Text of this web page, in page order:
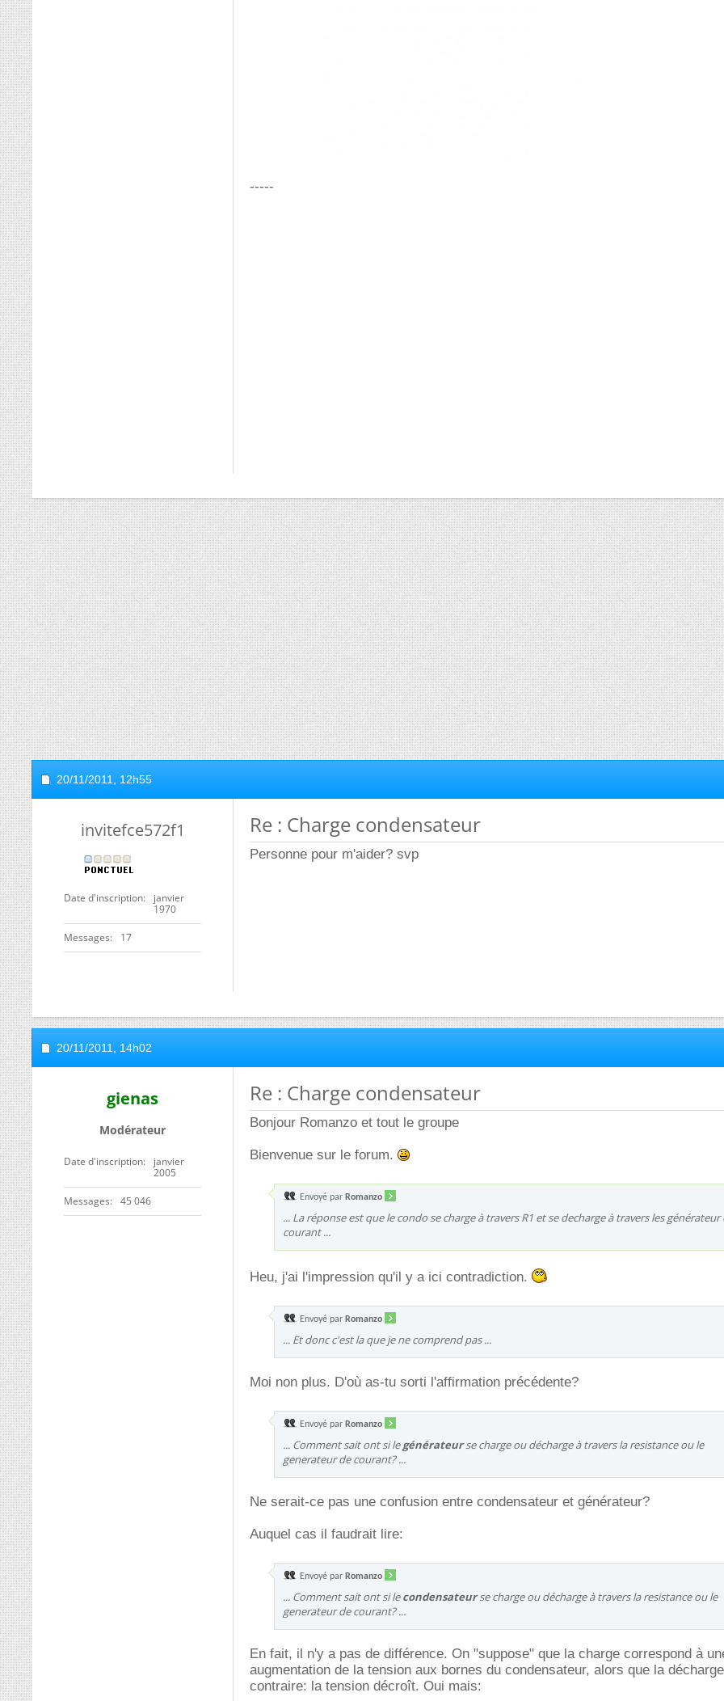
-----
20/11/2011, 12h55
invitefce572f1
Date d'inscription
janvier
1970
Messages 17
Re : Charge condensateur
Personne pour m'aider? svp
20/11/2011, 14h02
gienas
Modérateur
Date d'inscription
janvier
2005
Messages 45 046
Re : Charge condensateur
Bonjour Romanzo et tout le groupe
Bienvenue sur le forum.
Envoyé par Romanzo
... La réponse est que le condo se charge à travers R1 et se decharge à travers les générateur
courant ...
Heu, j'ai l'impression qu'il y a ici contradiction.
Envoyé par Romanzo
... Et donc c'est la que je ne comprend pas ...
Moi non plus. D'où as-tu sorti l'affirmation précédente?
Envoyé par Romanzo
... Comment sait ont si legénérateurse charge ou décharge à travers la resistance ou le
generateur de courant? ...
Ne serait-ce pas une confusion entre condensateur et générateur?
Auquel cas il faudrait lire:
Envoyé par Romanzo
... Comment sait ont si lecondensateurse charge ou décharge à travers la resistance ou le
generateur de courant? ...
En fait, il n'y a pas de différence. On "suppose" que la charge correspond à
augmentation de la tension aux bornes du condensateur, alors que la
contraire: la tension décroît. Oui mais: